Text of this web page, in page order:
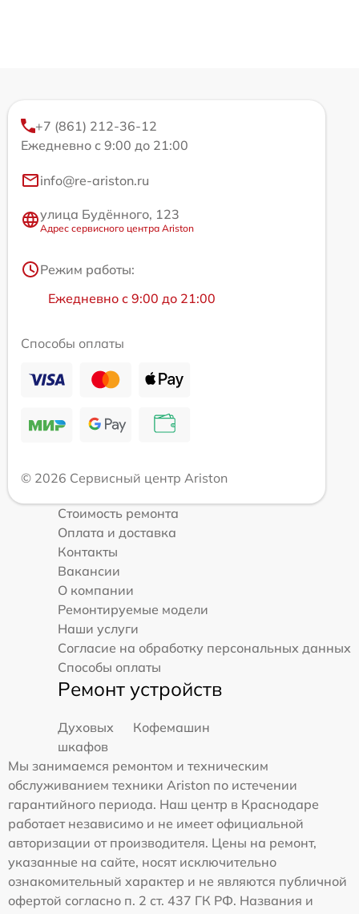
+7 (861) 212-36-12
Ежедневно с 9:00 до 21:00
info@re-ariston.ru
улица Будённого, 123
Адрес сервисного центра Ariston
Режим работы:
Ежедневно с 9:00 до 21:00
Способы оплаты
© 2026 Сервисный центр Ariston
Стоимость ремонта
Оплата и доставка
Контакты
Вакансии
О компании
Ремонтируемые модели
Наши услуги
Согласие на обработку персональных данных
Способы оплаты
Ремонт устройств
Духовых
шкафов
Кофемашин
Мы занимаемся ремонтом и техническим
обслуживанием техники Ariston по истечении
гарантийного периода. Наш центр в Краснодаре
работает независимо и не имеет официальной
авторизации от производителя. Цены на ремонт,
указанные на сайте, носят исключительно
ознакомительный характер и не являются публичной
офертой согласно п. 2 ст. 437 ГК РФ. Названия и